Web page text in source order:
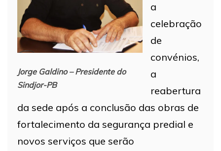
Jorge Galdino – Presidente do
Sindjor-PB
a
celebração
de
convénios,
a
reabertura
da sede após a conclusão das obras de
fortalecimento da segurança predial e
novos serviços que serão